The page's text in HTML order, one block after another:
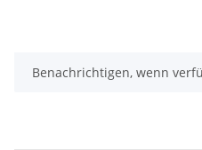
Benachrichtigen, wenn